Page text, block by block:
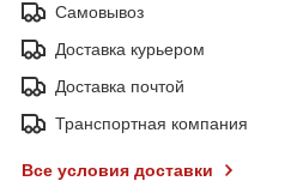
Самовывоз
Доставка курьером
Доставка почтой
Транспортная компания
Все условия доставки